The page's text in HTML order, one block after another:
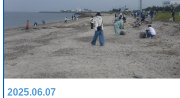
2025.06.07